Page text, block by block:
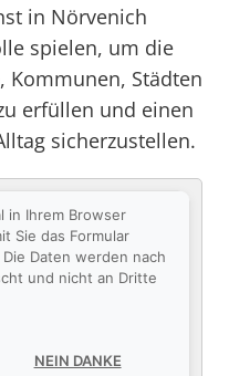
in Nörvenich
spielen, um die
Kommunen, Städten
erfüllen und einen
sicherzustellen.
in Ihrem Browser
Sie das Formular
Daten werden nach
und nicht an Dritte
NEIN DANKE